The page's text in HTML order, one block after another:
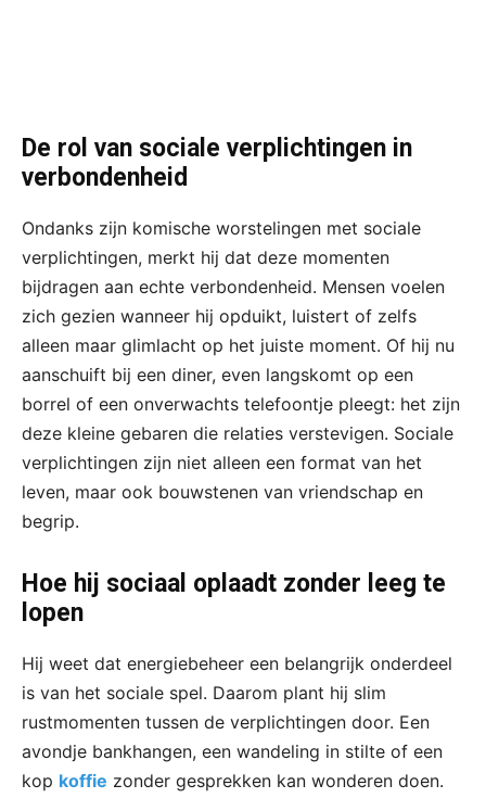
De rol van sociale verplichtingen in
verbondenheid
Ondanks zijn komische worstelingen met sociale
verplichtingen, merkt hij dat deze momenten
bijdragen aan echte verbondenheid. Mensen voelen
zich gezien wanneer hij opduikt, luistert of zelfs
alleen maar glimlacht op het juiste moment. Of hij nu
aanschuift bij een diner, even langskomt op een
borrel of een onverwachts telefoontje pleegt: het zijn
deze kleine gebaren die relaties verstevigen. Sociale
verplichtingen zijn niet alleen een format van het
leven, maar ook bouwstenen van vriendschap en
begrip.
Hoe hij sociaal oplaadt zonder leeg te
lopen
Hij weet dat energiebeheer een belangrijk onderdeel
is van het sociale spel. Daarom plant hij slim
rustmomenten tussen de verplichtingen door. Een
avondje bankhangen, een wandeling in stilte of een
kop koffie zonder gesprekken kan wonderen doen.